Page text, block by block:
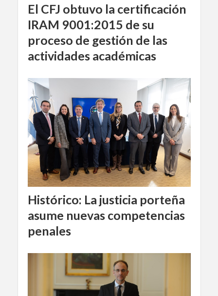
El CFJ obtuvo la certificación
IRAM 9001:2015 de su
proceso de gestión de las
actividades académicas
Histórico: La justicia porteña
asume nuevas competencias
penales